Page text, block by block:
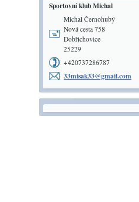
Sportovní klub Michal
Michal Černohubý
Nová cesta 758
Dobřichovice
25229
+420737286787
33misak33@gmail.com